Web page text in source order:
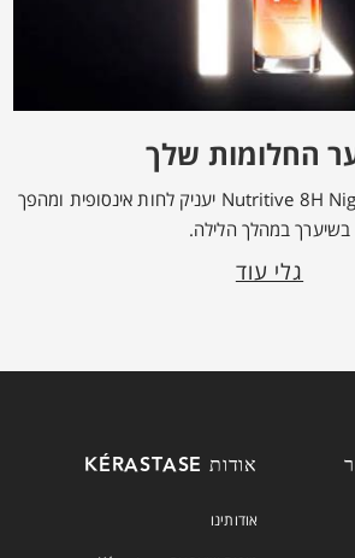
החלומות שלך
סרום הלילה Nutritive 8H Night Serum יעניק לחות אינסופית ומהפך
בשיערך במהלך הלילה.
גלי עוד
אודות KÉRASTASE
אודותינו